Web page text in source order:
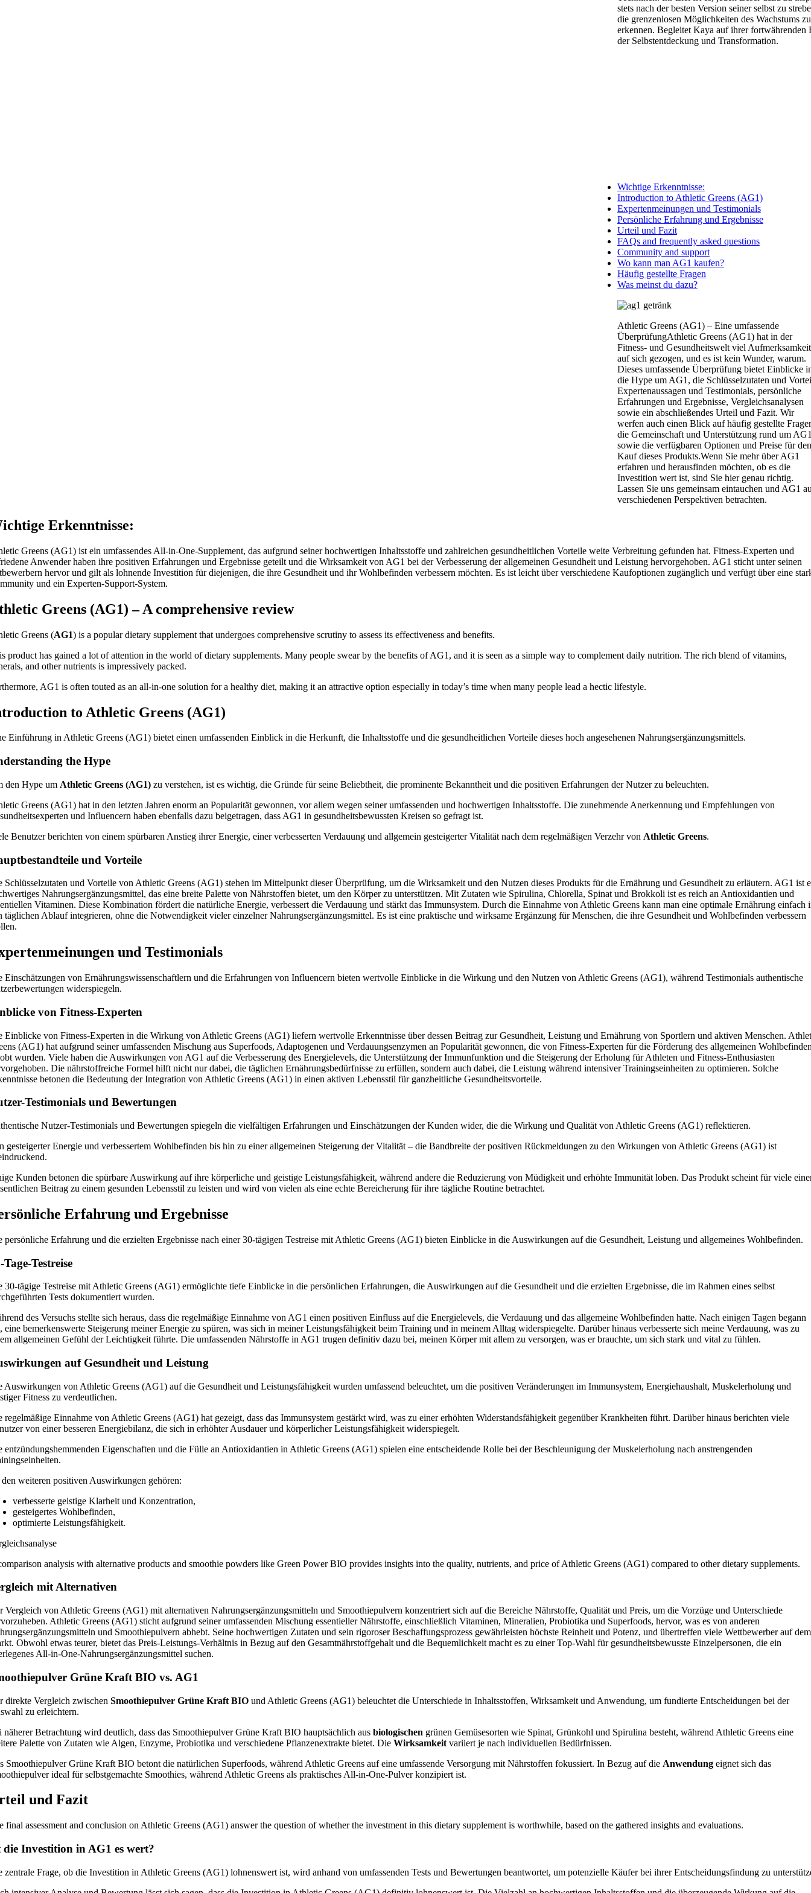
stets nach der besten Version seiner selbst zu
die grenzenlosen Möglichkeiten des Wachstums zu
erkennen. Begleitet Kaya auf ihrer fortwährenden
der Selbstentdeckung und Transformation.
Wichtige Erkenntnisse:
Introduction to Athletic Greens (AG1)
Expertenmeinungen und Testimonials
Persönliche Erfahrung und Ergebnisse
Urteil und Fazit
FAQs and frequently asked questions
Community and support
Wo kann man AG1 kaufen?
Häufig gestellte Fragen
Was meinst du dazu?
Athletic Greens (AG1) – Eine umfassende
ÜberprüfungAthletic Greens (AG1) hat in der
Fitness- und Gesundheitswelt viel Aufmerksamkeit
auf sich gezogen, und es ist kein Wunder, warum.
Dieses umfassende Überprüfung bietet Einblicke
die Hype um AG1, die Schlüsselzutaten und
Expertenaussagen und Testimonials, persönliche
Erfahrungen und Ergebnisse, Vergleichsanalysen
sowie ein abschließendes Urteil und Fazit. Wir
werfen auch einen Blick auf häufig gestellte
die Gemeinschaft und Unterstützung rund um
sowie die verfügbaren Optionen und Preise für den
Kauf dieses Produkts.Wenn Sie mehr über AG1
erfahren und herausfinden möchten, ob es die
Investition wert ist, sind Sie hier genau richtig.
Lassen Sie uns gemeinsam eintauchen und AG1
verschiedenen Perspektiven betrachten.
Erkenntnisse:
Greens (AG1) ist ein umfassendes All-in-One-Supplement, das aufgrund seiner hochwertigen Inhaltsstoffe und zahlreichen gesundheitlichen Vorteile weite Verbreitung gefunden hat. Fitness-Experten und
Anwender haben ihre positiven Erfahrungen und Ergebnisse geteilt und die Wirksamkeit von AG1 bei der Verbesserung der allgemeinen Gesundheit und Leistung hervorgehoben. AG1 sticht unter seinen
hervor und gilt als lohnende Investition für diejenigen, die ihre Gesundheit und ihr Wohlbefinden verbessern möchten. Es ist leicht über verschiedene Kaufoptionen zugänglich und verfügt über eine
und ein Experten-Support-System.
Greens (AG1) – A comprehensive review
Greens (AG1) is a popular dietary supplement that undergoes comprehensive scrutiny to assess its effectiveness and benefits.
product has gained a lot of attention in the world of dietary supplements. Many people swear by the benefits of AG1, and it is seen as a simple way to complement daily nutrition. The rich blend of vitamins,
and other nutrients is impressively packed.
AG1 is often touted as an all-in-one solution for a healthy diet, making it an attractive option especially in today’s time when many people lead a hectic lifestyle.
to Athletic Greens (AG1)
Einführung in Athletic Greens (AG1) bietet einen umfassenden Einblick in die Herkunft, die Inhaltsstoffe und die gesundheitlichen Vorteile dieses hoch angesehenen Nahrungsergänzungsmittels.
the Hype
den Hype um Athletic Greens (AG1) zu verstehen, ist es wichtig, die Gründe für seine Beliebtheit, die prominente Bekanntheit und die positiven Erfahrungen der Nutzer zu beleuchten.
Greens (AG1) hat in den letzten Jahren enorm an Popularität gewonnen, vor allem wegen seiner umfassenden und hochwertigen Inhaltsstoffe. Die zunehmende Anerkennung und Empfehlungen von
und Influencern haben ebenfalls dazu beigetragen, dass AG1 in gesundheitsbewussten Kreisen so gefragt ist.
Benutzer berichten von einem spürbaren Anstieg ihrer Energie, einer verbesserten Verdauung und allgemein gesteigerter Vitalität nach dem regelmäßigen Verzehr von Athletic Greens.
und Vorteile
Schlüsselzutaten und Vorteile von Athletic Greens (AG1) stehen im Mittelpunkt dieser Überprüfung, um die Wirksamkeit und den Nutzen dieses Produkts für die Ernährung und Gesundheit zu erläutern. AG1 ist
Nahrungsergänzungsmittel, das eine breite Palette von Nährstoffen bietet, um den Körper zu unterstützen. Mit Zutaten wie Spirulina, Chlorella, Spinat und Brokkoli ist es reich an Antioxidantien und
Vitaminen. Diese Kombination fördert die natürliche Energie, verbessert die Verdauung und stärkt das Immunsystem. Durch die Einnahme von Athletic Greens kann man eine optimale Ernährung einfach
täglichen Ablauf integrieren, ohne die Notwendigkeit vieler einzelner Nahrungsergänzungsmittel. Es ist eine praktische und wirksame Ergänzung für Menschen, die ihre Gesundheit und Wohlbefinden verbessern
und Testimonials
Einschätzungen von Ernährungswissenschaftlern und die Erfahrungen von Influencern bieten wertvolle Einblicke in die Wirkung und den Nutzen von Athletic Greens (AG1), während Testimonials authentische
widerspiegeln.
von Fitness-Experten
Einblicke von Fitness-Experten in die Wirkung von Athletic Greens (AG1) liefern wertvolle Erkenntnisse über dessen Beitrag zur Gesundheit, Leistung und Ernährung von Sportlern und aktiven Menschen.
(AG1) hat aufgrund seiner umfassenden Mischung aus Superfoods, Adaptogenen und Verdauungsenzymen an Popularität gewonnen, die von Fitness-Experten für die Förderung des allgemeinen
wurden. Viele haben die Auswirkungen von AG1 auf die Verbesserung des Energielevels, die Unterstützung der Immunfunktion und die Steigerung der Erholung für Athleten und Fitness-Enthusiasten
Die nährstoffreiche Formel hilft nicht nur dabei, die täglichen Ernährungsbedürfnisse zu erfüllen, sondern auch dabei, die Leistung während intensiver Trainingseinheiten zu optimieren. Solche
betonen die Bedeutung der Integration von Athletic Greens (AG1) in einen aktiven Lebensstil für ganzheitliche Gesundheitsvorteile.
Testimonials und Bewertungen
Nutzer-Testimonials und Bewertungen spiegeln die vielfältigen Erfahrungen und Einschätzungen der Kunden wider, die die Wirkung und Qualität von Athletic Greens (AG1) reflektieren.
gesteigerter Energie und verbessertem Wohlbefinden bis hin zu einer allgemeinen Steigerung der Vitalität – die Bandbreite der positiven Rückmeldungen zu den Wirkungen von Athletic Greens (AG1) ist
Kunden betonen die spürbare Auswirkung auf ihre körperliche und geistige Leistungsfähigkeit, während andere die Reduzierung von Müdigkeit und erhöhte Immunität loben. Das Produkt scheint für viele
Beitrag zu einem gesunden Lebensstil zu leisten und wird von vielen als eine echte Bereicherung für ihre tägliche Routine betrachtet.
Erfahrung und Ergebnisse
persönliche Erfahrung und die erzielten Ergebnisse nach einer 30-tägigen Testreise mit Athletic Greens (AG1) bieten Einblicke in die Auswirkungen auf die Gesundheit, Leistung und allgemeines Wohlbefinden.
Tage-Testreise
30-tägige Testreise mit Athletic Greens (AG1) ermöglichte tiefe Einblicke in die persönlichen Erfahrungen, die Auswirkungen auf die Gesundheit und die erzielten Ergebnisse, die im Rahmen eines selbst
Tests dokumentiert wurden.
des Versuchs stellte sich heraus, dass die regelmäßige Einnahme von AG1 einen positiven Einfluss auf die Energielevels, die Verdauung und das allgemeine Wohlbefinden hatte. Nach einigen Tagen begann
eine bemerkenswerte Steigerung meiner Energie zu spüren, was sich in meiner Leistungsfähigkeit beim Training und in meinem Alltag widerspiegelte. Darüber hinaus verbesserte sich meine Verdauung, was zu
allgemeinen Gefühl der Leichtigkeit führte. Die umfassenden Nährstoffe in AG1 trugen definitiv dazu bei, meinen Körper mit allem zu versorgen, was er brauchte, um sich stark und vital zu fühlen.
auf Gesundheit und Leistung
Auswirkungen von Athletic Greens (AG1) auf die Gesundheit und Leistungsfähigkeit wurden umfassend beleuchtet, um die positiven Veränderungen im Immunsystem, Energiehaushalt, Muskelerholung und
Fitness zu verdeutlichen.
regelmäßige Einnahme von Athletic Greens (AG1) hat gezeigt, dass das Immunsystem gestärkt wird, was zu einer erhöhten Widerstandsfähigkeit gegenüber Krankheiten führt. Darüber hinaus berichten viele
von einer besseren Energiebilanz, die sich in erhöhter Ausdauer und körperlicher Leistungsfähigkeit widerspiegelt.
entzündungshemmenden Eigenschaften und die Fülle an Antioxidantien in Athletic Greens (AG1) spielen eine entscheidende Rolle bei der Beschleunigung der Muskelerholung nach anstrengenden
weiteren positiven Auswirkungen gehören:
verbesserte geistige Klarheit und Konzentration,
gesteigertes Wohlbefinden,
optimierte Leistungsfähigkeit.
analysis with alternative products and smoothie powders like Green Power BIO provides insights into the quality, nutrients, and price of Athletic Greens (AG1) compared to other dietary supplements.
mit Alternativen
Vergleich von Athletic Greens (AG1) mit alternativen Nahrungsergänzungsmitteln und Smoothiepulvern konzentriert sich auf die Bereiche Nährstoffe, Qualität und Preis, um die Vorzüge und Unterschiede
Athletic Greens (AG1) sticht aufgrund seiner umfassenden Mischung essentieller Nährstoffe, einschließlich Vitaminen, Mineralien, Probiotika und Superfoods, hervor, was es von anderen
und Smoothiepulvern abhebt. Seine hochwertigen Zutaten und sein rigoroser Beschaffungsprozess gewährleisten höchste Reinheit und Potenz, und übertreffen viele Wettbewerber auf dem
Obwohl etwas teurer, bietet das Preis-Leistungs-Verhältnis in Bezug auf den Gesamtnährstoffgehalt und die Bequemlichkeit macht es zu einer Top-Wahl für gesundheitsbewusste Einzelpersonen, die ein
All-in-One-Nahrungsergänzungsmittel suchen.
Grüne Kraft BIO vs. AG1
direkte Vergleich zwischenSmoothiepulver Grüne Kraft BIO und Athletic Greens (AG1) beleuchtet die Unterschiede in Inhaltsstoffen, Wirksamkeit und Anwendung, um fundierte Entscheidungen bei der
zu erleichtern.
näherer Betrachtung wird deutlich, dass das Smoothiepulver Grüne Kraft BIO hauptsächlich ausbiologischen grünen Gemüsesorten wie Spinat, Grünkohl und Spirulina besteht, während Athletic Greens eine
Palette von Zutaten wie Algen, Enzyme, Probiotika und verschiedene Pflanzenextrakte bietet. DieWirksamkeit variiert je nach individuellen Bedürfnissen.
Smoothiepulver Grüne Kraft BIO betont die natürlichen Superfoods, während Athletic Greens auf eine umfassende Versorgung mit Nährstoffen fokussiert. In Bezug auf die Anwendung eignet sich das
ideal für selbstgemachte Smoothies, während Athletic Greens als praktisches All-in-One-Pulver konzipiert ist.
und Fazit
final assessment and conclusion on Athletic Greens (AG1) answer the question of whether the investment in this dietary supplement is worthwhile, based on the gathered insights and evaluations.
die Investition in AG1 es wert?
zentrale Frage, ob die Investition in Athletic Greens (AG1) lohnenswert ist, wird anhand von umfassenden Tests und Bewertungen beantwortet, um potenzielle Käufer bei ihrer Entscheidungsfindung zu